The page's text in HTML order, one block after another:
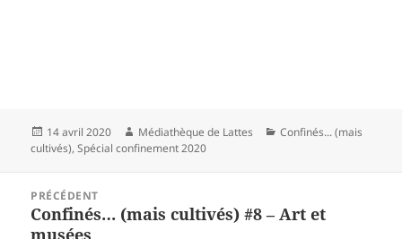
Publié
le
14 avril 2020 Auteur
Médiathèque de Lattes Catégories
Confinés... (mais
cultivés),Spécial confinement 2020
l’article
PRÉCÉDENT
Article
Confinés… (mais cultivés) #8 – Art et